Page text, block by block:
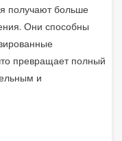
получают больше
Они способны
превращает полный
и